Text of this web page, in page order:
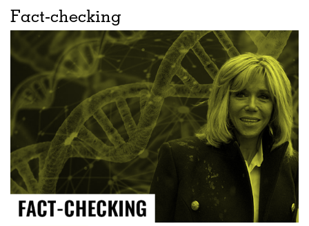
Fact-checking